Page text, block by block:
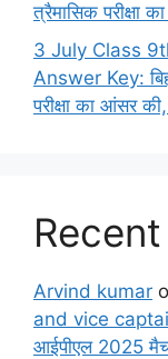
त्रैमासिक परीक्षा
3 July Class
Answer Key:
परीक्षा का आंसर
Arvind kumar
and vice
आईपीएल 2025 मैच